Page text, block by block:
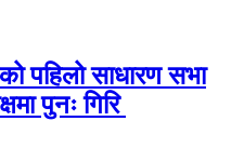
पहिलो साधारण सभा
पुनः गिरि